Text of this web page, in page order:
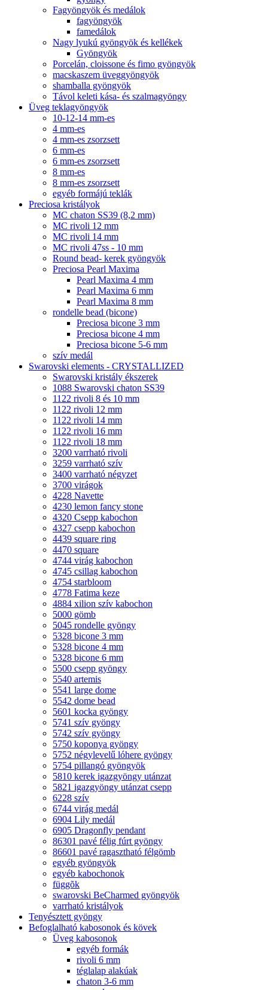
Fagyöngyök és medálok
fagyöngyök
famedálok
Nagy lyukú gyöngyök és kellékek
Gyöngyök
Porcelán, cloissone és fimo gyöngyök
macskaszem üveggyöngyök
shamballa gyöngyök
Távol keleti kása- és szalmagyöngy
Üveg teklagyöngyök
10-12-14 mm-es
4 mm-es
4 mm-es zsorzsett
6 mm-es
6 mm-es zsorzsett
8 mm-es
8 mm-es zsorzsett
egyéb formájú teklák
Preciosa kristályok
MC chaton SS39 (8,2 mm)
MC rivoli 12 mm
MC rivoli 14 mm
MC rivoli 47ss - 10 mm
Round bead- kerek gyöngyök
Preciosa Pearl Maxima
Pearl Maxima 4 mm
Pearl Maxima 6 mm
Pearl Maxima 8 mm
rondelle bead (bicone)
Preciosa bicone 3 mm
Preciosa bicone 4 mm
Preciosa bicone 5-6 mm
szív medál
Swarovski elements - CRYSTALLIZED
Swarovski kristály ékszerek
1088 Swarovski chaton SS39
1122 rivoli 8 és 10 mm
1122 rivoli 12 mm
1122 rivoli 14 mm
1122 rivoli 16 mm
1122 rivoli 18 mm
3200 varrható rivoli
3259 varrható szív
3400 varrható négyzet
3700 virágok
4228 Navette
4230 lemon fancy stone
4320 Csepp kabochon
4327 csepp kabochon
4439 square ring
4470 square
4744 virág kabochon
4745 csillag kabochon
4754 starbloom
4778 Fatima keze
4884 xilion szív kabochon
5000 gömb
5045 rondelle gyöngy
5328 bicone 3 mm
5328 bicone 4 mm
5328 bicone 6 mm
5500 csepp gyöngy
5540 artemis
5541 large dome
5542 dome bead
5601 kocka gyöngy
5741 szív gyöngy
5742 szív gyöngy
5750 koponya gyöngy
5752 négylevelű lóhere gyöngy
5754 pillangó gyöngyök
5810 kerek igazgyöngy utánzat
5821 igazgyöngy utánzat csepp
6228 szív
6744 virág medál
6904 Lily medál
6905 Dragonfly pendant
86301 pavé félig fúrt gyöngy
86601 pavé ragasztható félgömb
egyéb gyöngyök
egyéb kabochonok
függõk
swarovski BeCharmed gyöngyök
varrható kristályok
Tenyésztett gyöngy
Befoglalható kabosonok és kövek
Üveg kabosonok
egyéb formák
rivoli 6 mm
téglalap alakúak
chaton 3-6 mm